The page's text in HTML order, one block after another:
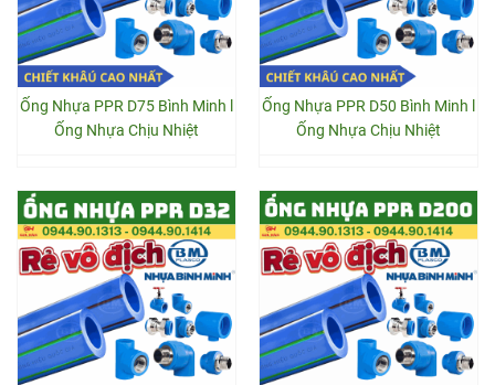
Ống Nhựa PPR D75 Bình Minh l
Ống Nhựa Chịu Nhiệt
Ống Nhựa PPR D50 Bình Minh l
Ống Nhựa Chịu Nhiệt